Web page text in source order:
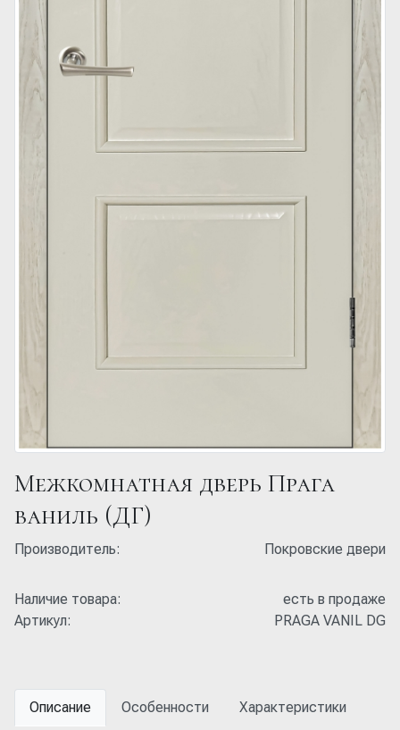
Межкомнатная дверь Прага
ваниль (ДГ)
Производитель: Покровские двери
Наличие товара:
есть в продаже
Артикул:
PRAGA VANIL DG
Описание Особенности Характеристики